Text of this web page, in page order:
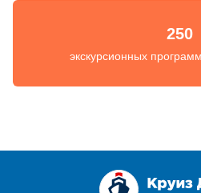
250
экскурсионных